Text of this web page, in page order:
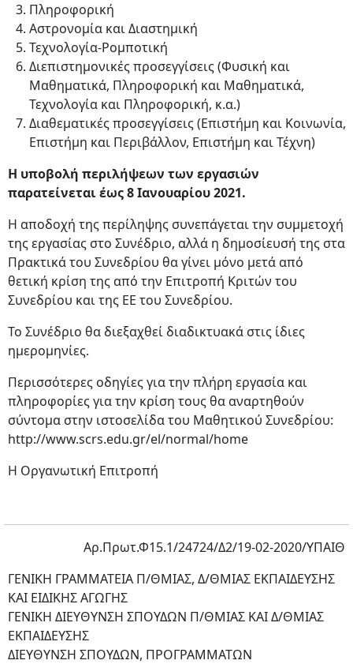
Πληροφορική
Αστρονομία και Διαστημική
Τεχνολογία-Ρομποτική
Διεπιστημονικές προσεγγίσεις (Φυσική και
Μαθηματικά, Πληροφορική και Μαθηματικά,
Τεχνολογία και Πληροφορική, κ.α.)
Διαθεματικές προσεγγίσεις (Επιστήμη και Κοινωνία,
Επιστήμη και Περιβάλλον, Επιστήμη και Τέχνη)
Η υποβολή περιλήψεων των εργασιών
παρατείνεται έως 8 Ιανουαρίου 2021.
Η αποδοχή της περίληψης συνεπάγεται την συμμετοχή
της εργασίας στο Συνέδριο, αλλά η δημοσίευσή της στα
Πρακτικά του Συνεδρίου θα γίνει μόνο μετά από
θετική κρίση της από την Επιτροπή Κριτών του
Συνεδρίου και της ΕΕ του Συνεδρίου.
Το Συνέδριο θα διεξαχθεί διαδικτυακά στις ίδιες
ημερομηνίες.
Περισσότερες οδηγίες για την πλήρη εργασία και
πληροφορίες για την κρίση τους θα αναρτηθούν
σύντομα στην ιστοσελίδα του Μαθητικού Συνεδρίου:
http://www.scrs.edu.gr/el/normal/home
Η Οργανωτική Επιτροπή
Αρ.Πρωτ.Φ15.1/24724/Δ2/19-02-2020/ΥΠΑΙΘ
ΓΕΝΙΚΗ ΓΡΑΜΜΑΤΕΙΑ Π/ΘΜΙΑΣ, Δ/ΘΜΙΑΣ ΕΚΠΑΙΔΕΥΣΗΣ
ΚΑΙ ΕΙΔΙΚΗΣ ΑΓΩΓΗΣ
ΓΕΝΙΚΗ ΔΙΕΥΘΥΝΣΗ ΣΠΟΥΔΩΝ Π/ΘΜΙΑΣ ΚΑΙ Δ/ΘΜΙΑΣ
ΕΚΠΑΙΔΕΥΣΗΣ
ΔΙΕΥΘΥΝΣΗ ΣΠΟΥΔΩΝ, ΠΡΟΓΡΑΜΜΑΤΩΝ